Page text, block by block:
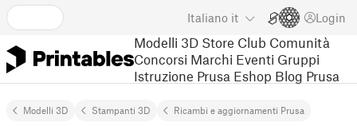
Italiano it Login
Modelli 3D Store Club Comunità
Concorsi Marchi Eventi Gruppi
Istruzione Prusa Eshop Blog Prusa
Modelli 3D Stampanti 3D Ricambi e aggiornamenti Prusa